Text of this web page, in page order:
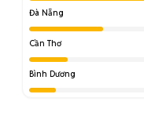
Đà Nẵng
Cần Thơ
Bình Dương